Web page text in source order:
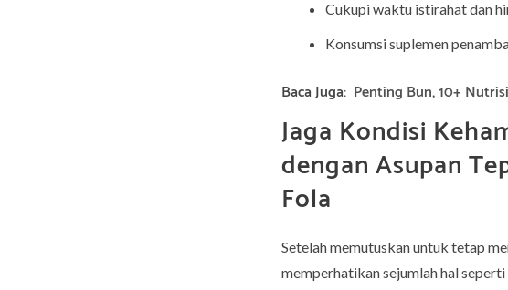
Cukupi waktu istirahat dan
Konsumsi suplemen
Baca Juga: Penting Bun, 10+
Jaga Kondisi
dengan Asupan
Fola
Setelah memutuskan untuk tetap
memperhatikan sejumlah hal